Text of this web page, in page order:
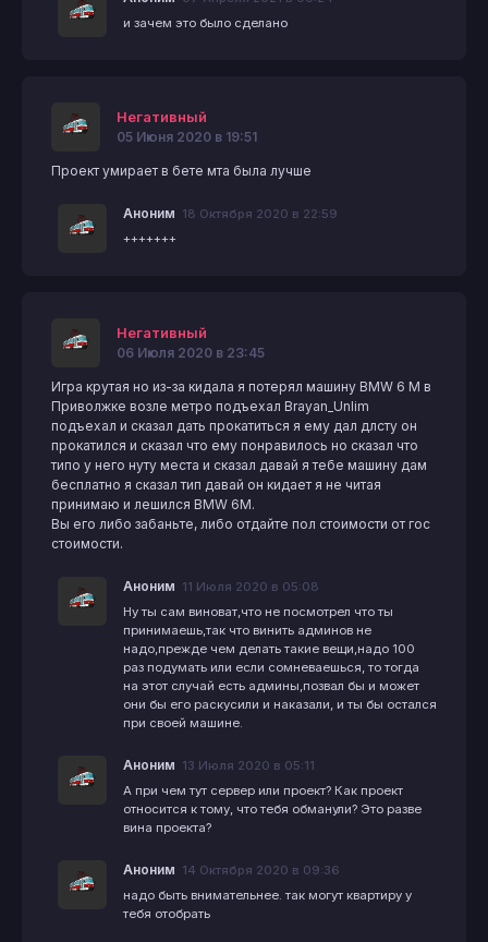
и зачем это было сделано
Негативный
05 Июня 2020 в 19:51
Проект умирает в бете мта была лучше
Аноним 18 Октября 2020 в 22:59
+++++++
Негативный
06 Июля 2020 в 23:45
Игра крутая но из-за кидала я потерял машину BMW 6 M в
Приволжке возле метро подъехал Brayan_Unlim
подъехал и сказал дать прокатиться я ему дал длсту он
прокатился и сказал что ему понравилось но сказал что
типо у него нуту места и сказал давай я тебе машину дам
бесплатно я сказал тип давай он кидает я не читая
принимаю и лешился BMW 6М.
Вы его либо забаньте, либо отдайте пол стоимости от гос
стоимости.
Аноним 11 Июля 2020 в 05:08
Ну ты сам виноват,что не посмотрел что ты
принимаешь,так что винить админов не
надо,прежде чем делать такие вещи,надо 100
раз подумать или если сомневаешься, то тогда
на этот случай есть админы,позвал бы и может
они бы его раскусили и наказали, и ты бы остался
при своей машине.
Аноним 13 Июля 2020 в 05:11
А при чем тут сервер или проект? Как проект
относится к тому, что тебя обманули? Это разве
вина проекта?
Аноним 14 Октября 2020 в 09:36
надо быть внимательнее. так могут квартиру у
тебя отобрать